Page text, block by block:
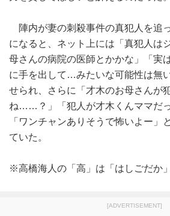
陣内が妻の刺殺事件の真犯人を追
になると、ネット上には「真犯人は
母さんの病院の医師とかかな」「実
に手を出して…みたいな可能性は無
せられ、さらに「才木のお母さんが
ね……？」「犯人が才木くんママだ
「ワンチャンありそうで怖いよー」
ていた。
※高橋海人の「高」は「はしごだか
[ADVERTISEMENT]